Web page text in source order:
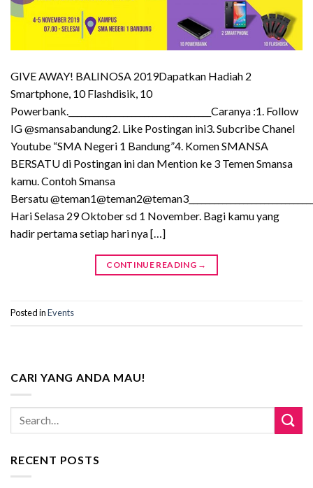
GIVE AWAY! BALINOSA 2019Dapatkan Hadiah 2
Smartphone, 10 Flashdisik, 10
Powerbank.__________________________________Caranya :1. Follow
IG @smansabandung2. Like Postingan ini3. Subcribe Chanel
Youtube “SMA Negeri 1 Bandung”4. Komen SMANSA
BERSATU di Postingan ini dan Mention ke 3 Temen Smansa
kamu. Contoh Smansa
Bersatu
Hari Selasa 29 Oktober sd 1 November. Bagi kamu yang
hadir pertama setiap hari nya […]
CONTINUE READING →
Posted inEvents
CARI YANG ANDA MAU!
RECENT POSTS